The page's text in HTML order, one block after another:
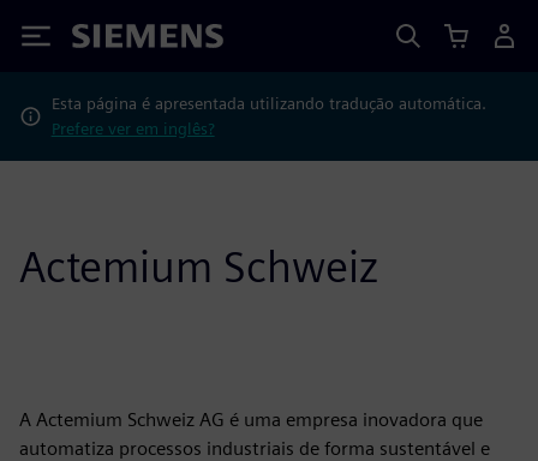
Siemens
Esta página é apresentada utilizando tradução automática.
Prefere ver em inglês?
Actemium Schweiz
A Actemium Schweiz AG é uma empresa inovadora que
automatiza processos industriais de forma sustentável e